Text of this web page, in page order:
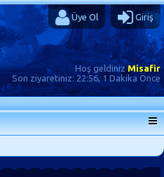
Üye Ol Giriş
Hoş geldinizMisafir
Son ziyaretiniz: 22:56, 1 Dakika Önce